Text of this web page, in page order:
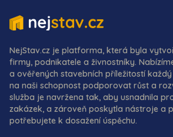
NejStav.cz je platforma, která byla
firmy, podnikatele a živnostníky.
a ověřených stavebních příležitostí
na naši schopnost podporovat růst a
služba je navržena tak, aby usnadnila
zakázek, a zároveň poskytla nástroje a
potřebujete k dosažení úspěchu.